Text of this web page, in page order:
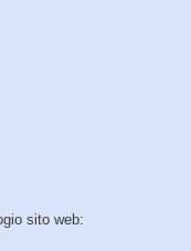
sito web: